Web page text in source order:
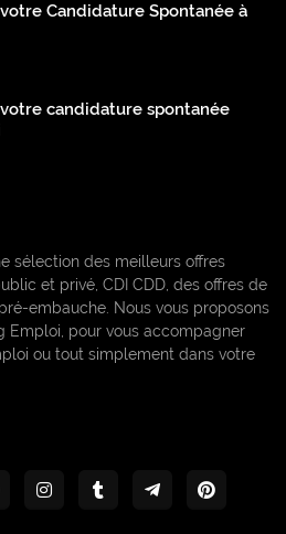
Candidature Spontanée à
candidature spontanée
sélection des meilleurs offres
et privé, CDI CDD, des offres de
embauche. Nous vous proposons
Emploi, pour vous accompagner
ou tout simplement dans votre